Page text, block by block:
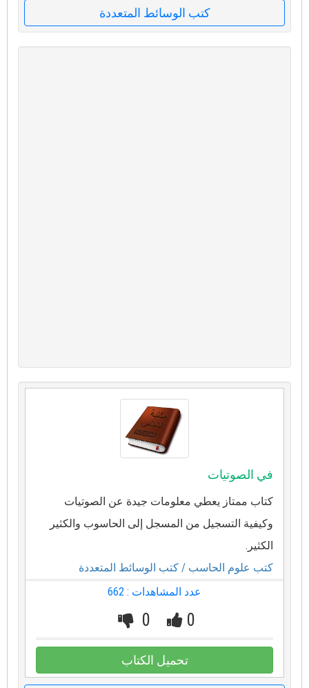
كتب الوسائط المتعددة
في الصوتيات
كتاب ممتاز يعطي معلومات جيدة عن الصوتيات
وكيفية التسجيل من المسجل إلى الحاسوب والكثير
الكثير.
كتب علوم الحاسب / كتب الوسائط المتعددة
عدد المشاهدات : 662
0
0
تحميل الكتاب